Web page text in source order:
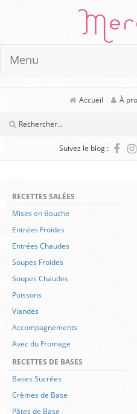
Menu
Accueil À
Suivez le blog :
RECETTES SALÉES
Mises en Bouche
Entrées Froides
Entrées Chaudes
Soupes Froides
Soupes Chaudes
Poissons
Viandes
Accompagnements
Avec du Fromage
RECETTES DE BASES
Bases Sucrées
Crèmes de Base
Pâtes de Base